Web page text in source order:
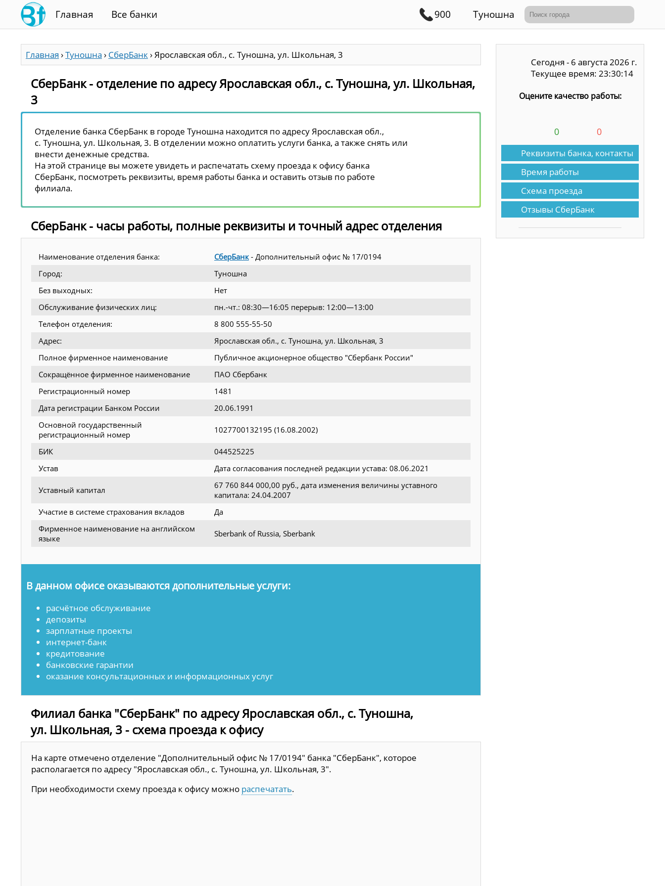
Главная Все банки 900 Туношна
Главная ›Туношна › СберБанк›Ярославская обл., с. Туношна, ул. Школьная, 3
СберБанк - отделение по адресу Ярославская обл., с. Туношна, ул. Школьная,
3
Отделение банка СберБанк в городе Туношна находится по адресу Ярославская обл.,
с. Туношна, ул. Школьная, 3. В отделении можно оплатить услуги банка, а также снять или
внести денежные средства.
На этой странице вы можете увидеть и распечатать схему проезда к офису банка
СберБанк, посмотреть реквизиты, время работы банка и оставить отзыв по работе
филиала.
СберБанк - часы работы, полные реквизиты и точный адрес отделения
Наименование отделения банка: СберБанк - Дополнительный офис № 17/0194
Город:
Туношна
Без выходных:
Нет
Обслуживание физических лиц:
пн.-чт.: 08:30—16:05 перерыв: 12:00—13:00
Телефон отделения:
8 800 555-55-50
Адрес:
Ярославская обл., с. Туношна, ул. Школьная, 3
Полное фирменное наименование
Публичное акционерное общество "Сбербанк России"
Сокращённое фирменное наименование
ПАО Сбербанк
Регистрационный номер
1481
Дата регистрации Банком России
20.06.1991
Основной государственный
регистрационный номер
1027700132195 (16.08.2002)
БИК
044525225
Устав
Дата согласования последней редакции устава: 08.06.2021
Уставный капитал
67 760 844 000,00 руб., дата изменения величины уставного
капитала: 24.04.2007
Участие в системе страхования вкладов
Да
Фирменное наименование на английском
языке
Sberbank of Russia, Sberbank
В данном офисе оказываются дополнительные услуги:
расчётное обслуживание
депозиты
зарплатные проекты
интернет-банк
кредитование
банковские гарантии
оказание консультационных и информационных услуг
Филиал банка "СберБанк" по адресу Ярославская обл., с. Туношна,
ул. Школьная, 3 - схема проезда к офису
На карте отмечено отделение "Дополнительный офис № 17/0194" банка "СберБанк", которое
располагается по адресу "Ярославская обл., с. Туношна, ул. Школьная, 3".
При необходимости схему проезда к офису можно распечатать.
Сегодня - 6 августа 2026 г.
Текущее время: 23:30:14
Оцените качество работы:
0 0
Реквизиты банка, контакты
Время работы
Схема проезда
Отзывы СберБанк